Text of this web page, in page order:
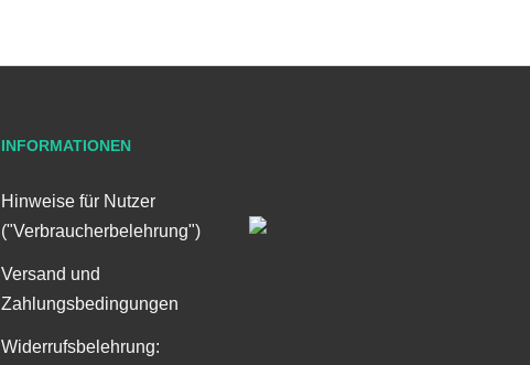
INFORMATIONEN
Hinweise für Nutzer
("Verbraucherbelehrung")
Versand und
Zahlungsbedingungen
Widerrufsbelehrung: